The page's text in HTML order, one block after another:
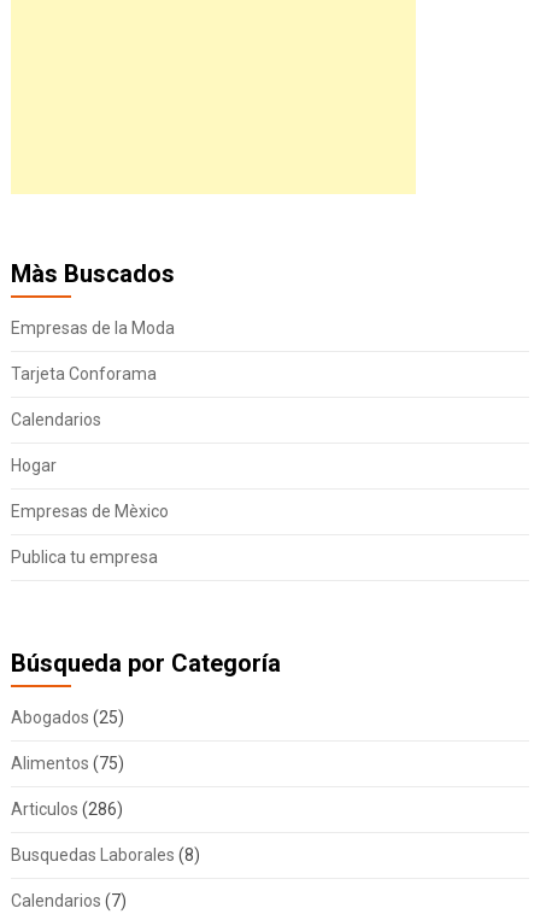
Màs Buscados
Empresas de la Moda
Tarjeta Conforama
Calendarios
Hogar
Empresas de Mèxico
Publica tu empresa
Búsqueda por Categoría
Abogados (25)
Alimentos (75)
Articulos (286)
Busquedas Laborales (8)
Calendarios (7)